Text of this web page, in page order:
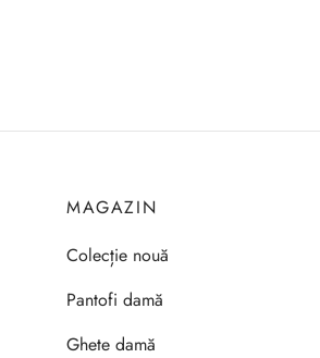
MAGAZIN
Colecție nouă
Pantofi damă
Ghete damă